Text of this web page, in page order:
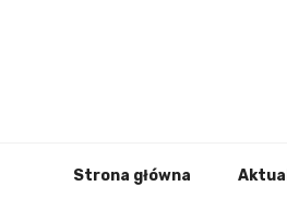
Strona główna